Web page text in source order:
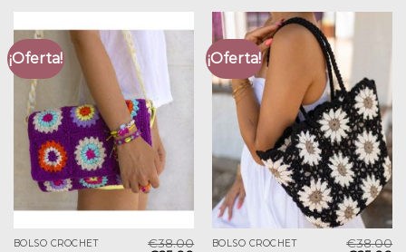
¡Oferta!
BOLSO CROCHET €38.00
¡Oferta!
BOLSO CROCHET €38.00